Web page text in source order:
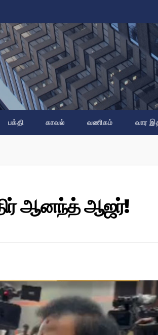
பக்தி காவல் வணிகம் வார
ஆனந்த் ஆஜர்!